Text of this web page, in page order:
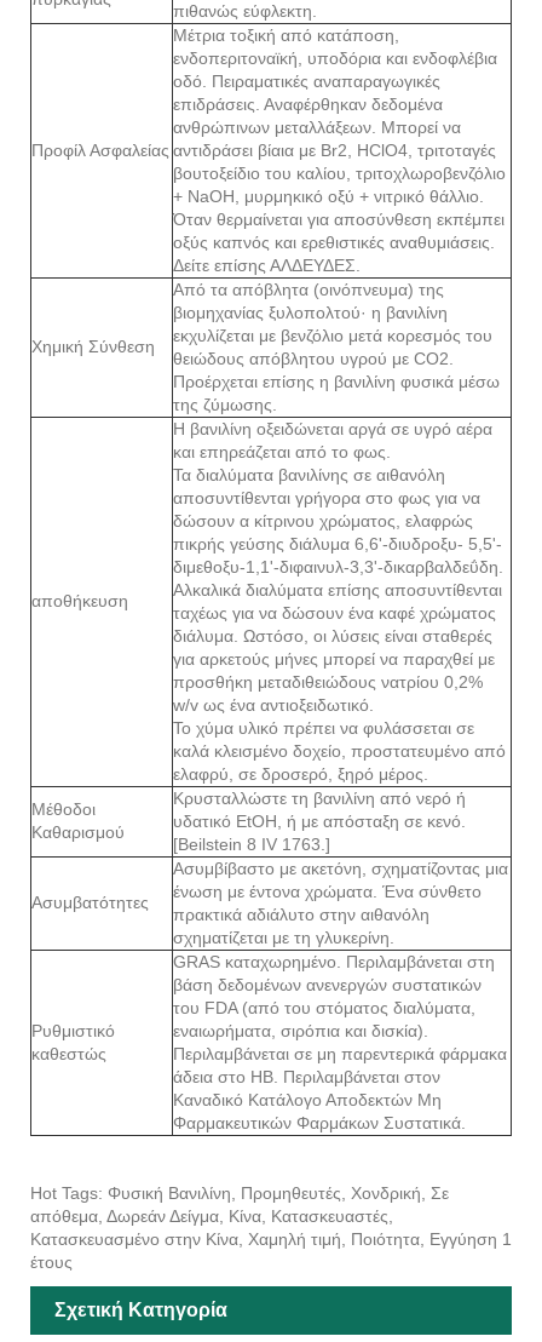
πιθανώς εύφλεκτη.
Προφίλ Ασφαλείας
Μέτρια τοξική από κατάποση,
ενδοπεριτοναϊκή, υποδόρια και ενδοφλέβια
οδό. Πειραματικές αναπαραγωγικές
επιδράσεις. Αναφέρθηκαν δεδομένα
ανθρώπινων μεταλλάξεων. Μπορεί να
αντιδράσει βίαια με Br2, HClO4, τριτοταγές
βουτοξείδιο του καλίου, τριτοχλωροβενζόλιο
+ NaOH, μυρμηκικό οξύ + νιτρικό θάλλιο.
Όταν θερμαίνεται για αποσύνθεση εκπέμπει
οξύς καπνός και ερεθιστικές αναθυμιάσεις.
Δείτε επίσης ΑΛΔΕΥΔΕΣ.
Χημική Σύνθεση
Από τα απόβλητα (οινόπνευμα) της
βιομηχανίας ξυλοπολτού· η βανιλίνη
εκχυλίζεται με βενζόλιο μετά κορεσμός του
θειώδους απόβλητου υγρού με CO2.
Προέρχεται επίσης η βανιλίνη φυσικά μέσω
της ζύμωσης.
αποθήκευση
Η βανιλίνη οξειδώνεται αργά σε υγρό αέρα
και επηρεάζεται από το φως.
Τα διαλύματα βανιλίνης σε αιθανόλη
αποσυντίθενται γρήγορα στο φως για να
δώσουν α κίτρινου χρώματος, ελαφρώς
πικρής γεύσης διάλυμα 6,6'-διυδροξυ- 5,5'-
διμεθοξυ-1,1'-διφαινυλ-3,3'-δικαρβαλδεΰδη.
Αλκαλικά διαλύματα επίσης αποσυντίθενται
ταχέως για να δώσουν ένα καφέ χρώματος
διάλυμα. Ωστόσο, οι λύσεις είναι σταθερές
για αρκετούς μήνες μπορεί να παραχθεί με
προσθήκη μεταδιθειώδους νατρίου 0,2%
w/v ως ένα αντιοξειδωτικό.
Το χύμα υλικό πρέπει να φυλάσσεται σε
καλά κλεισμένο δοχείο, προστατευμένο από
ελαφρύ, σε δροσερό, ξηρό μέρος.
Μέθοδοι
Καθαρισμού
Κρυσταλλώστε τη βανιλίνη από νερό ή
υδατικό EtOH, ή με απόσταξη σε κενό.
[Beilstein 8 IV 1763.]
Ασυμβατότητες
Ασυμβίβαστο με ακετόνη, σχηματίζοντας μια
ένωση με έντονα χρώματα. Ένα σύνθετο
πρακτικά αδιάλυτο στην αιθανόλη
σχηματίζεται με τη γλυκερίνη.
Ρυθμιστικό
καθεστώς
GRAS καταχωρημένο. Περιλαμβάνεται στη
βάση δεδομένων ανενεργών συστατικών
του FDA (από του στόματος διαλύματα,
εναιωρήματα, σιρόπια και δισκία).
Περιλαμβάνεται σε μη παρεντερικά φάρμακα
άδεια στο ΗΒ. Περιλαμβάνεται στον
Καναδικό Κατάλογο Αποδεκτών Μη
Φαρμακευτικών Φαρμάκων Συστατικά.
Hot Tags: Φυσική Βανιλίνη, Προμηθευτές, Χονδρική, Σε
απόθεμα, Δωρεάν Δείγμα, Κίνα, Κατασκευαστές,
Κατασκευασμένο στην Κίνα, Χαμηλή τιμή, Ποιότητα, Εγγύηση 1
έτους
Σχετική Κατηγορία